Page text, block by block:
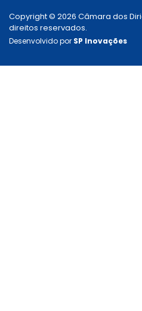
Copyright © 2026 Câmara dos
direitos reservados.
Desenvolvido por SP Inovações